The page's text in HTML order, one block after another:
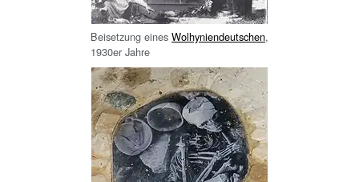
Beisetzung eines Wolhyniendeutschen,
1930er Jahre